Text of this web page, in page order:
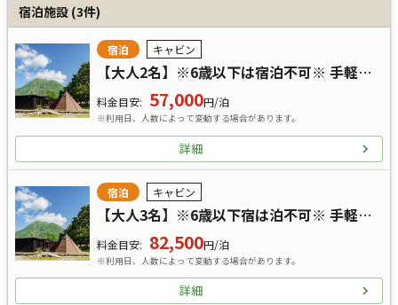
宿泊施設 (3件)
宿泊 キャビン
【大人2名】※6歳以下は宿泊不可※ 手軽に豊かに過ごす贅沢～グランピングステイ＜２食付＞プラン
料金目安: 57,000円/泊
※利用日、人数によって変動する場合があります。
詳細
宿泊 キャビン
【大人3名】※6歳以下宿は泊不可※ 手軽に豊かに過ごす贅沢～グランピングステイ＜２食付＞プラン
料金目安: 82,500円/泊
※利用日、人数によって変動する場合があります。
詳細